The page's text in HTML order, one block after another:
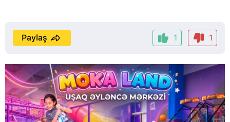
1 1
Paylaş